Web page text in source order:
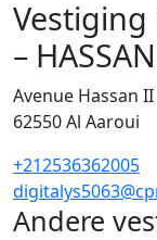
Vestiging
–
Avenue Hassan II
62550Al Aaroui
+212536362005
Andere